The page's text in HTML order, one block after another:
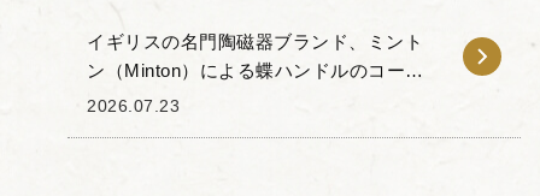
イギリスの名門陶磁器ブランド、ミント
ン（Minton）による蝶ハンドルのコーヒ
ーカップ＆ソーサーをお譲りいただきま
2026.07.23